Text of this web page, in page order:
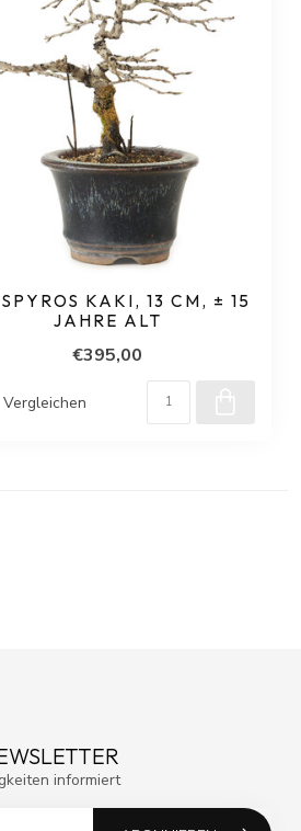
KAKI, 13 CM, ± 15
JAHRE ALT
€395,00
Vergleichen
informiert